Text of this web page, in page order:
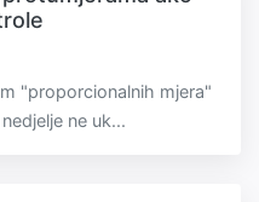
"proporcionalnih mjera"
ne uk...